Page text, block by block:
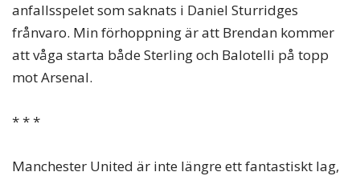
anfallsspelet som saknats i Daniel Sturridges
frånvaro. Min förhoppning är att Brendan kommer
att våga starta både Sterling och Balotelli på topp
mot Arsenal.
* * *
Manchester United är inte längre ett fantastiskt lag,